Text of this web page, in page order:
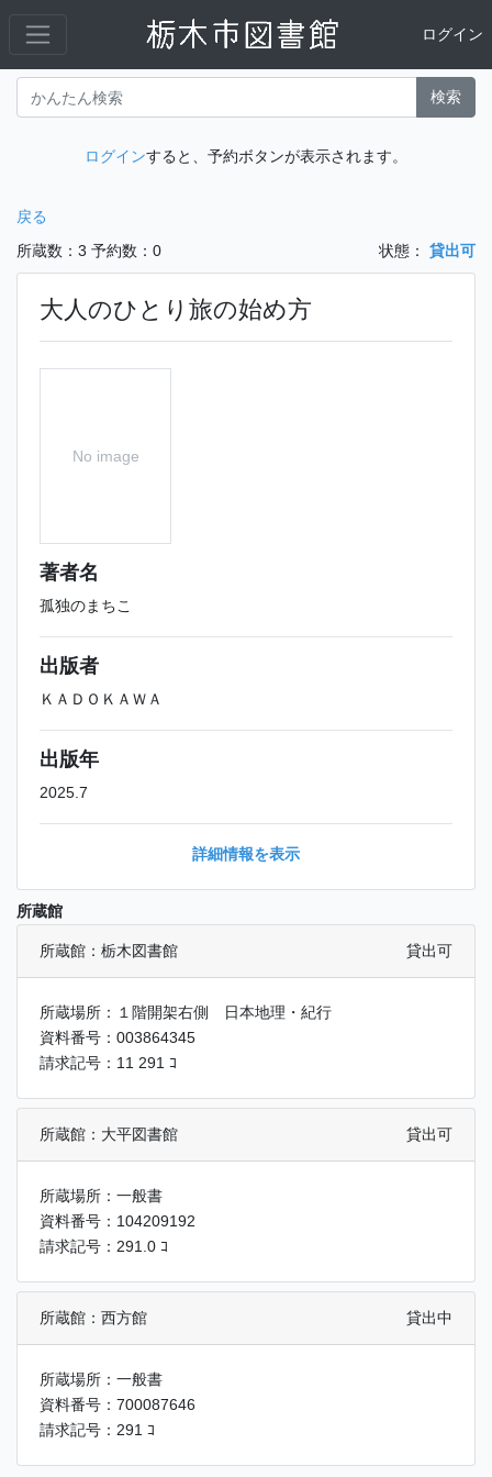
ログイン
検索
ログインすると、予約ボタンが表示されます。
戻る
所蔵数：3 予約数：0 状態： 貸出可
大人のひとり旅の始め方
No image
著者名
孤独のまちこ
出版者
ＫＡＤＯＫＡＷＡ
出版年
2025.7
詳細情報を表示
所蔵館
所蔵館：栃木図書館 貸出可
所蔵場所：１階開架右側 日本地理・紀行
資料番号：003864345
請求記号：11 291 ｺ
所蔵館：大平図書館 貸出可
所蔵場所：一般書
資料番号：104209192
請求記号：291.0 ｺ
所蔵館：西方館 貸出中
所蔵場所：一般書
資料番号：700087646
請求記号：291 ｺ